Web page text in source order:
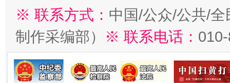
※ 联系方式： 中国/公众/公共/
制作采编部）
※ 联系电话：